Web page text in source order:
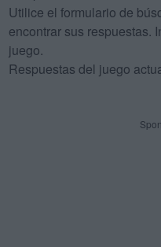
Utilice el formulario de
encontrar sus respuestas.
juego.
Respuestas del juego